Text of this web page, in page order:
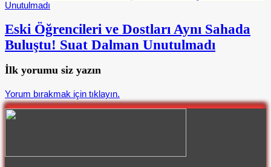
Eski Öğrencileri ve Dostları Aynı Sahada
Buluştu! Suat Dalman Unutulmadı
İlk yorumu siz yazın
Yorum bırakmak için tıklayın.